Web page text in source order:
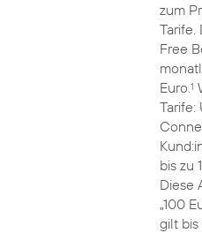
zum
Tarife.
Free
Euro.1
Tarife:
bis zu
Diese
„100
gilt